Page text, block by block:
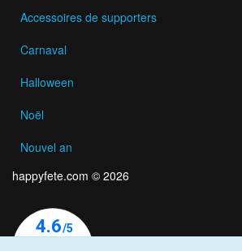
Accessoires de supporters
Carnaval
Halloween
Noël
Nouvel an
happyfete.com © 2026